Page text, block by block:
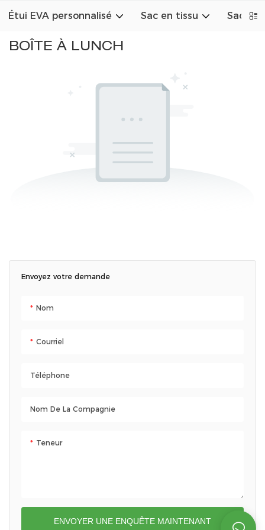
Étui EVA personnalisé Sac en tissu Sac en
BOÎTE À LUNCH
Envoyez votre demande
Nom
Courriel
Téléphone
Nom De La Compagnie
Teneur
ENVOYER UNE ENQUÊTE MAINTENANT